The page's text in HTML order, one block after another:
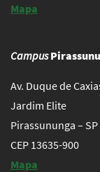
Mapa
Campus
Av. Duque de
Jardim Elite
Pirassununga – SP
CEP 13635-900
Mapa